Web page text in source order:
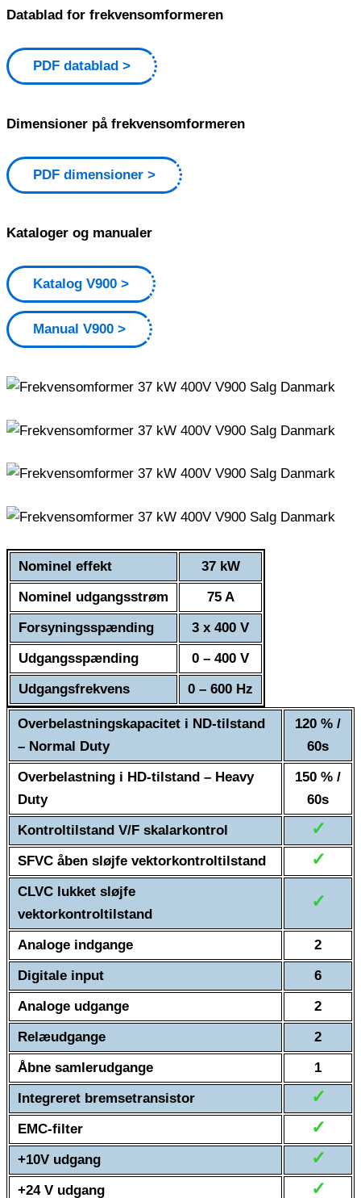
Datablad for frekvensomformeren
PDF datablad
Dimensioner på frekvensomformeren
PDF dimensioner
Kataloger og manualer
Katalog V900
Manual V900
Nominel effekt
37 kW
Nominel udgangsstrøm
75 A
Forsyningsspænding
3 x 400 V
Udgangsspænding
0 – 400 V
Udgangsfrekvens
0 – 600 Hz
Overbelastningskapacitet i ND-tilstand
– Normal Duty
120 % /
60s
Overbelastning i HD-tilstand – Heavy
Duty
150 % /
60s
Kontroltilstand V/F skalarkontrol
✓
SFVC åben sløjfe vektorkontroltilstand ✓
CLVC lukket sløjfe
vektorkontroltilstand
✓
Analoge indgange
2
Digitale input
6
Analoge udgange
2
Relæudgange
2
Åbne samlerudgange
1
Integreret bremsetransistor
✓
EMC-filter ✓
+10V udgang ✓
+24 V udgang ✓